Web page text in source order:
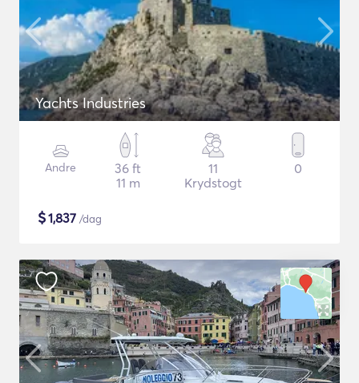
Yachts Industries
Andre
36 ft
11 m
11
Krydstogt
0
$1,837 /dag